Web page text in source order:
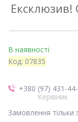
Ексклюзив!
В наявності
Код: 07835
+380 (97) 431-
Керівник
Замовлення